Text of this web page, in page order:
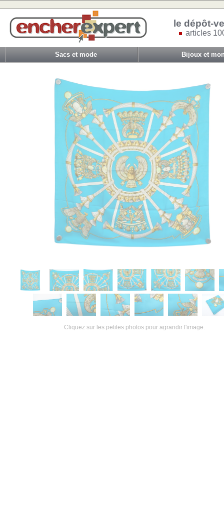
le dépôt-
articles
Sacs et mode Bijoux et
Cliquez sur les petites photos pour agrandir l'image.